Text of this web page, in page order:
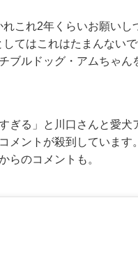
これ2年くらいお願いし
てはこれはたまんない
ブルドッグ・アムちゃ
ぎる」と川口さんと愛
メントが殺到していま
らのコメントも。